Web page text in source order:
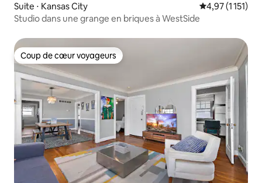
Suite ⋅ Kansas City Évaluation
4,97 (1 151)
Studio dans une grange en briques à WestSide
Coup de cœur voyageurs
Coup de cœur voyageurs